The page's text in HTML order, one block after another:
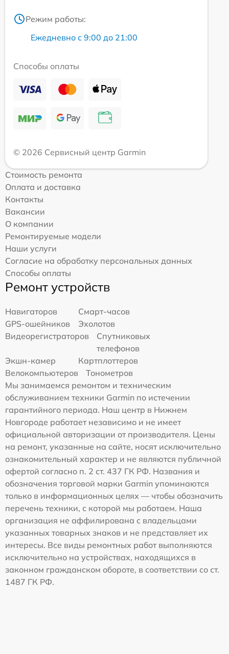
Режим работы:
Ежедневно с 9:00 до 21:00
Способы оплаты
© 2026 Сервисный центр Garmin
Стоимость ремонта
Оплата и доставка
Контакты
Вакансии
О компании
Ремонтируемые модели
Наши услуги
Согласие на обработку персональных данных
Способы оплаты
Ремонт устройств
Навигаторов
Смарт-часов
GPS-ошейников
Эхолотов
Видеорегистраторов
Спутниковых
телефонов
Экшн-камер
Картплоттеров
Велокомпьютеров
Тонометров
Мы занимаемся ремонтом и техническим
обслуживанием техники Garmin по истечении
гарантийного периода. Наш центр в Нижнем
Новгороде работает независимо и не имеет
официальной авторизации от производителя. Цены
на ремонт, указанные на сайте, носят исключительно
ознакомительный характер и не являются публичной
офертой согласно п. 2 ст. 437 ГК РФ. Названия и
обозначения торговой марки Garmin упоминаются
только в информационных целях — чтобы обозначить
перечень техники, с которой мы работаем. Наша
организация не аффилирована с владельцами
указанных товарных знаков и не представляет их
интересы. Все виды ремонтных работ выполняются
исключительно на устройствах, находящихся в
законном гражданском обороте, в соответствии со ст.
1487 ГК РФ.